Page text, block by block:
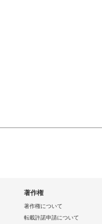
著作権
著作権について
転載許諾申請について